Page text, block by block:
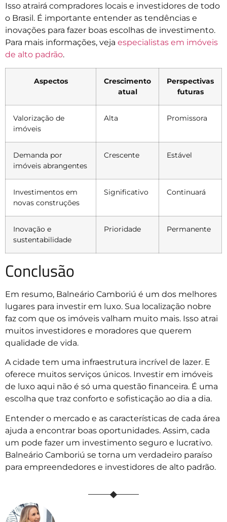
Isso atrairá compradores locais e investidores de todo
o Brasil. É importante entender as tendências e
inovações para fazer boas escolhas de investimento.
Para mais informações, veja especialistas em imóveis
de alto padrão.
Aspectos
Crescimento
atual
Perspectivas
futuras
Valorização de
imóveis
Alta Promissora
Demanda por
imóveis abrangentes
Crescente Estável
Investimentos em
novas construções
Significativo Continuará
Inovação e
sustentabilidade
Prioridade Permanente
Conclusão
Em resumo, Balneário Camboriú é um dos melhores
lugares para investir em luxo. Sua localização nobre
faz com que os imóveis valham muito mais. Isso atrai
muitos investidores e moradores que querem
qualidade de vida.
A cidade tem uma infraestrutura incrível de lazer. E
oferece muitos serviços únicos. Investir em imóveis
de luxo aqui não é só uma questão financeira. É uma
escolha que traz conforto e sofisticação ao dia a dia.
Entender o mercado e as características de cada área
ajuda a encontrar boas oportunidades. Assim, cada
um pode fazer um investimento seguro e lucrativo.
Balneário Camboriú se torna um verdadeiro paraíso
para empreendedores e investidores de alto padrão.